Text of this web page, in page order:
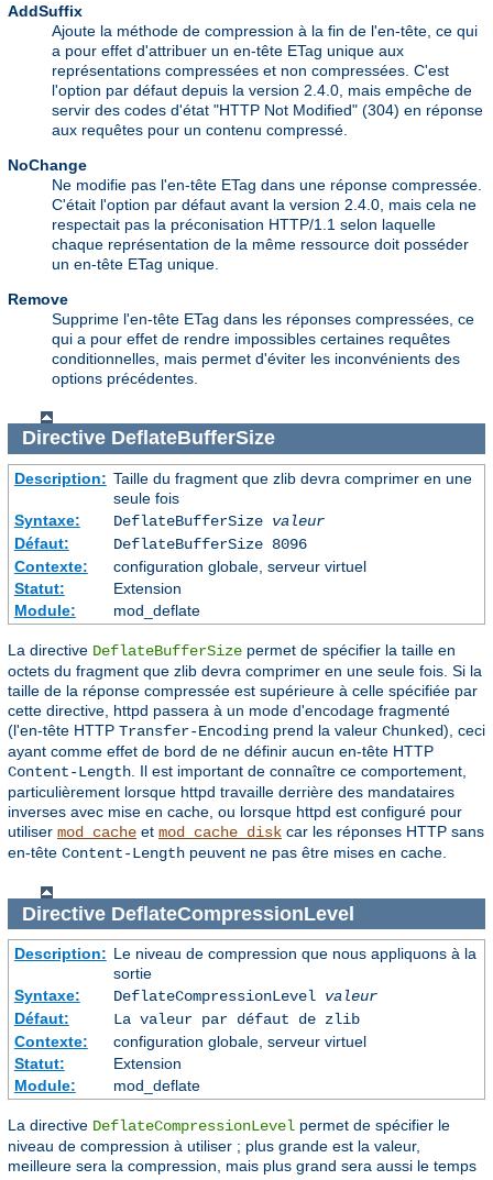
AddSuffix
Ajoute la méthode de compression à la fin de l'en-tête, ce qui
a pour effet d'attribuer un en-tête ETag unique aux
représentations compressées et non compressées. C'est
l'option par défaut depuis la version 2.4.0, mais empêche de
servir des codes d'état "HTTP Not Modified" (304) en réponse
aux requêtes pour un contenu compressé.
NoChange
Ne modifie pas l'en-tête ETag dans une réponse compressée.
C'était l'option par défaut avant la version 2.4.0, mais cela ne
respectait pas la préconisation HTTP/1.1 selon laquelle
chaque représentation de la même ressource doit posséder
un en-tête ETag unique.
Remove
Supprime l'en-tête ETag dans les réponses compressées, ce
qui a pour effet de rendre impossibles certaines requêtes
conditionnelles, mais permet d'éviter les inconvénients des
options précédentes.
Directive DeflateBufferSize
Description: Taille du fragment que zlib devra comprimer en une
seule fois
Syntaxe:
DeflateBufferSize valeur
Défaut:
DeflateBufferSize 8096
Contexte:
configuration globale, serveur virtuel
Statut:
Extension
Module:
mod_deflate
La directive DeflateBufferSize permet de spécifier la taille en
octets du fragment que zlib devra comprimer en une seule fois. Si la
taille de la réponse compressée est supérieure à celle spécifiée par
cette directive, httpd passera à un mode d'encodage fragmenté
(l'en-tête HTTP Transfer-Encoding prend la valeur Chunked), ceci
ayant comme effet de bord de ne définir aucun en-tête HTTP
Content-Length . Il est important de connaître ce comportement,
particulièrement lorsque httpd travaille derrière des mandataires
inverses avec mise en cache, ou lorsque httpd est configuré pour
utiliser mod_cache et mod_cache_disk car les réponses HTTP sans
en-tête Content-Length peuvent ne pas être mises en cache.
Directive DeflateCompressionLevel
Description: Le niveau de compression que nous appliquons à la
sortie
Syntaxe:
DeflateCompressionLevel valeur
Défaut:
La valeur par défaut de zlib
Contexte:
configuration globale, serveur virtuel
Statut:
Extension
Module:
mod_deflate
La directive DeflateCompressionLevel permet de spécifier le
niveau de compression à utiliser ; plus grande est la valeur,
meilleure sera la compression, mais plus grand sera aussi le temps